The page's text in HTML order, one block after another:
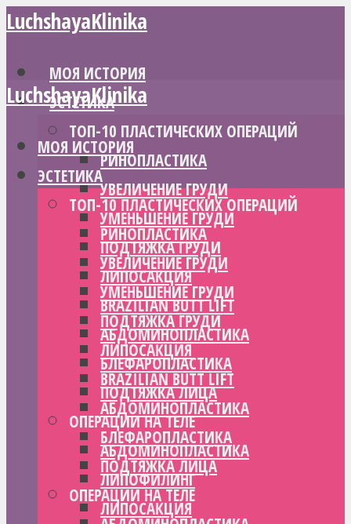
LuchshayaKlinika
МОЯ ИСТОРИЯ
ЭСТЕТИКА
ТОП-10 ПЛАСТИЧЕСКИХ ОПЕРАЦИЙ
РИНОПЛАСТИКА
УВЕЛИЧЕНИЕ ГРУДИ
УМЕНЬШЕНИЕ ГРУДИ
ПОДТЯЖКА ГРУДИ
ЛИПОСАКЦИЯ
BRAZILIAN BUTT LIFT
АБДОМИНОПЛАСТИКА
БЛЕФАРОПЛАСТИКА
ПОДТЯЖКА ЛИЦА
ОПЕРАЦИИ НА ТЕЛЕ
АБДОМИНОПЛАСТИКА
ЛИПОФИЛИНГ
ЛИПОСАКЦИЯ
LuchshayaKlinika
МОЯ ИСТОРИЯ
ЭСТЕТИКА
ТОП-10 ПЛАСТИЧЕСКИХ ОПЕРАЦИЙ
РИНОПЛАСТИКА
УВЕЛИЧЕНИЕ ГРУДИ
УМЕНЬШЕНИЕ ГРУДИ
ПОДТЯЖКА ГРУДИ
ЛИПОСАКЦИЯ
BRAZILIAN BUTT LIFT
АБДОМИНОПЛАСТИКА
БЛЕФАРОПЛАСТИКА
ПОДТЯЖКА ЛИЦА
ОПЕРАЦИИ НА ТЕЛЕ